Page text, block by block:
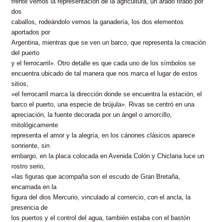
dos
caballos, rodeándolo vemos la ganadería, los dos elementos
aportados por
Argentina, mientras que se ven un barco, que representa la creación
del puerto
y el ferrocarril». Otro detalle es que cada uno de los símbolos se
encuentra ubicado de tal manera que nos marca el lugar de estos
sitios,
«el ferrocarril marca la dirección donde se encuentra la estación, el
barco el puerto, una especie de brújula». Rivas se centró en una
apreciación, la fuente decorada por un ángel o amorcillo,
mitológicamente
representa el amor y la alegría, en los cánones clásicos aparece
sonriente, sin
embargo, en la placa colocada en Avenida Colón y Chiclana luce un
rostro serio,
«las figuras que acompaña son el escudo de Gran Bretaña,
encarnada en la
figura del dios Mercurio, vinculado al comercio, con el ancla, la
presencia de
los puertos y el control del agua, también estaba con el bastón